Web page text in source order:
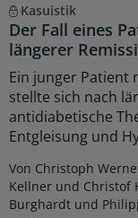
Kasuistik
Der Fall eines
längerer
Ein junger Patient
stellte sich nach
antidiabetische
Entgleisung und
Von Christoph
Kellner und Christof
Burghardt und